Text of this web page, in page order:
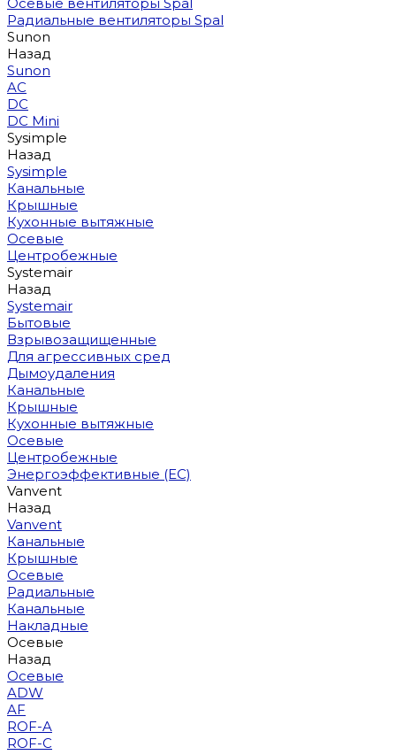
Радиальные вентиляторы Spal
Sunon
Назад
Sunon
AC
DC
DC Mini
Sysimple
Назад
Sysimple
Канальные
Крышные
Кухонные вытяжные
Осевые
Центробежные
Systemair
Назад
Systemair
Бытовые
Взрывозащищенные
Для агрессивных сред
Дымоудаления
Канальные
Крышные
Кухонные вытяжные
Осевые
Центробежные
Энергоэффективные (EC)
Vanvent
Назад
Vanvent
Канальные
Крышные
Осевые
Радиальные
Канальные
Накладные
Осевые
Назад
Осевые
ADW
AF
ROF-A
ROF-C